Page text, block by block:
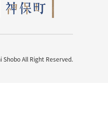
All Right Reserved.